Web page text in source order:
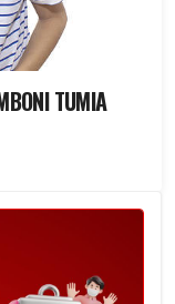
TUMIA